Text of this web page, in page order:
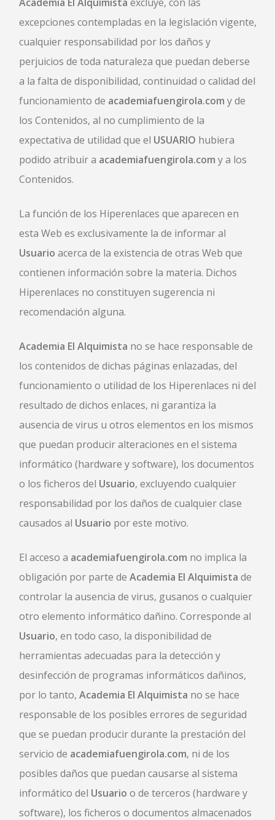
excepciones contempladas en la legislación vigente,
cualquier responsabilidad por los daños y
perjuicios de toda naturaleza que puedan deberse
a la falta de disponibilidad, continuidad o calidad del
funcionamiento de academiafuengirola.com y de
los Contenidos, al no cumplimiento de la
expectativa de utilidad que el USUARIO hubiera
podido atribuir a academiafuengirola.com y a los
Contenidos.
La función de los Hiperenlaces que aparecen en
esta Web es exclusivamente la de informar al
Usuario acerca de la existencia de otras Web que
contienen información sobre la materia. Dichos
Hiperenlaces no constituyen sugerencia ni
recomendación alguna.
Academia El Alquimista no se hace responsable de
los contenidos de dichas páginas enlazadas, del
funcionamiento o utilidad de los Hiperenlaces ni del
resultado de dichos enlaces, ni garantiza la
ausencia de virus u otros elementos en los mismos
que puedan producir alteraciones en el sistema
informático (hardware y software), los documentos
o los ficheros del Usuario, excluyendo cualquier
responsabilidad por los daños de cualquier clase
causados al Usuario por este motivo.
El acceso a academiafuengirola.com no implica la
obligación por parte de Academia El Alquimista de
controlar la ausencia de virus, gusanos o cualquier
otro elemento informático dañino. Corresponde al
Usuario, en todo caso, la disponibilidad de
herramientas adecuadas para la detección y
desinfección de programas informáticos dañinos,
por lo tanto, Academia El Alquimista no se hace
responsable de los posibles errores de seguridad
que se puedan producir durante la prestación del
servicio de academiafuengirola.com, ni de los
posibles daños que puedan causarse al sistema
informático del Usuario o de terceros (hardware y
software), los ficheros o documentos almacenados